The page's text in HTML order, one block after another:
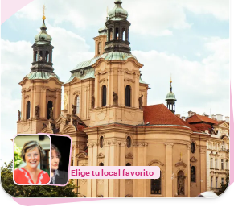
Elige tu local favorito